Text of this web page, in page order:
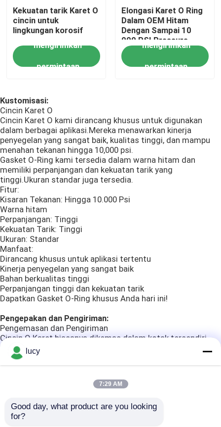
Cincin NBR O
Cincin O silikon
EPDM O Rings
Segel Walform
Suku Cadang Karet Kustom
Cincin O Dilapisi PTFE
Cincin O Dilapisi
CINCIN CADANGAN
Segel Berikat
Segel Minyak
Kekuatan tarik Karet O
cincin untuk
lingkungan korosif
mengirimkan
permintaan
Elongasi Karet O Ring
Dalam OEM Hitam
Dengan Sampai 10
000 PSI Pressure
Rangemengirimkan
permintaan
Kustomisasi:
Cincin Karet O
Cincin Karet O kami dirancang khusus untuk digunakan
dalam berbagai aplikasi.Mereka menawarkan kinerja
penyegelan yang sangat baik, kualitas tinggi, dan mampu
menahan tekanan hingga 10,000 psi.
Gasket O-Ring kami tersedia dalam warna hitam dan
memiliki perpanjangan dan kekuatan tarik yang
tinggi.Ukuran standar juga tersedia.
Fitur:
Kisaran Tekanan: Hingga 10.000 Psi
Warna hitam
Perpanjangan: Tinggi
Kekuatan Tarik: Tinggi
Ukuran: Standar
Manfaat:
Dirancang khusus untuk aplikasi tertentu
Kinerja penyegelan yang sangat baik
Bahan berkualitas tinggi
Perpanjangan tinggi dan kekuatan tarik
Dapatkan Gasket O-Ring khusus Anda hari ini!
Pengepakan dan Pengiriman:
Pengemasan dan Pengiriman
Cincin O Karet biasanya dikemas dalam kotak tersendiri
atau wadah besar dan dikirim dalam kemasan pelindung
yang aman.
Untuk kotak individual, ditempatkan dalam kotak
bergelombang dengan bantalan busa untuk melindunginya
dari potensi kerusakan selama pengangkutan.
yang dilapisi dengan bantalan busa tebal untuk
melindunginya dari potensi kerusakan selama
lucy
7:29 AM
Good day, what product are you looking
for?